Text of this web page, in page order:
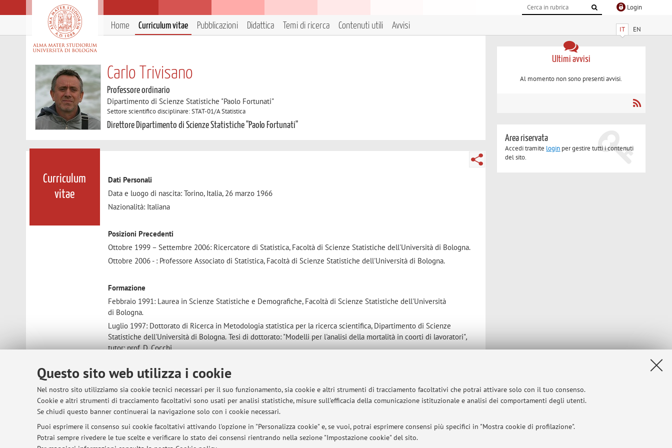
Questo sito web utilizza i cookie
Nel nostro sito utilizziamo sia cookie tecnici necessari per il suo funzionamento, sia cookie e altri strumenti di tracciamento facoltativi che potrai attivare solo con il tuo consenso.
Cookie e altri strumenti di tracciamento facoltativi sono usati per analisi statistiche, misure sull'efficacia della comunicazione istituzionale e analisi dei comportamenti degli utenti.
Se chiudi questo banner continuerai la navigazione solo con i cookie necessari.
Puoi esprimere il consenso sui cookie facoltativi attivando l'opzione in "Personalizza cookie" e, se vuoi, potrai esprimere consensi più specifici in "Mostra cookie di profilazione".
Potrai sempre rivedere le tue scelte e verificare lo stato dei consensi rientrando nella sezione "Impostazione cookie" del sito.
Login
IT EN
Home Curriculum vitae Pubblicazioni Didattica Temi di ricerca Contenuti utili Avvisi
Carlo Trivisano
Professore ordinario
Dipartimento di Scienze Statistiche "Paolo Fortunati"
Settore scientifico disciplinare: STAT-01/A Statistica
Direttore Dipartimento di Scienze Statistiche "Paolo Fortunati"
Curriculum
vitae
Dati Personali
Data e luogo di nascita: Torino, Italia, 26 marzo 1966
Nazionalità: Italiana
Posizioni Precedenti
Ottobre 1999 – Settembre 2006: Ricercatore di Statistica, Facoltà di Scienze Statistiche dell'Università di Bologna.
Ottobre 2006 - : Professore Associato di Statistica, Facoltà di Scienze Statistiche dell'Università di Bologna.
Formazione
Febbraio 1991: Laurea in Scienze Statistiche e Demografiche, Facoltà di Scienze Statistiche dell'Università
di Bologna.
Luglio 1997: Dottorato di Ricerca in Metodologia statistica per la ricerca scientifica, Dipartimento di Scienze
Statistiche dell'Università di Bologna. Tesi di dottorato: "Modelli per l'analisi della mortalità in coorti di lavoratori",
tutor: prof. D. Cocchi.
Società Scientifiche
Membro dell'International Environmetric Society e della Società Italiana di Statistica
Ultimi avvisi
Al momento non sono presenti avvisi.
Area riservata
Accedi tramite login per gestire tutti i contenuti
del sito.
© 2026 - ALMA MATER STUDIORUM - Università di Bologna - Via Zamboni, 33 - 40126 Bologna - Partita IVA: 01131710376 Privacy|Note legali| Impostazioni Cookie